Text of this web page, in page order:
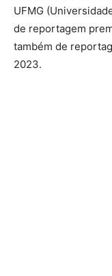
UFMG
de reportagem
também de
2023.